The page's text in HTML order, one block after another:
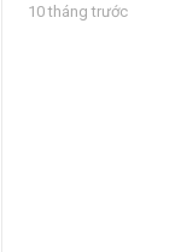
10 tháng trước